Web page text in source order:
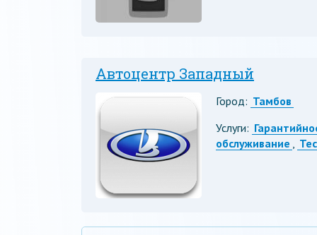
Автоцентр Западный
Город: Тамбов
Услуги:
обслуживание ,